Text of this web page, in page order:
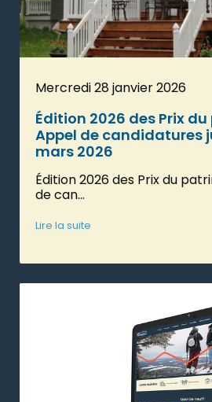
Mercredi 28 janvier 2026
Édition 2026 des Prix
Appel de candidatures
mars 2026
Édition 2026 des Prix du
de can...
Lire la suite